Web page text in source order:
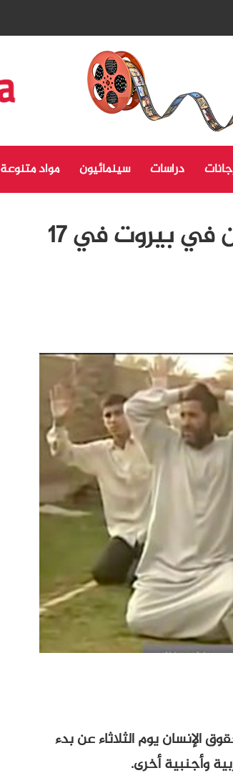
دراسات سينمائيون مواد متنوعة
انطلاق مهرجان أفلام حقوق الانسان في بيروت في 17
الإنسان يوم الثلاثاء عن بدء